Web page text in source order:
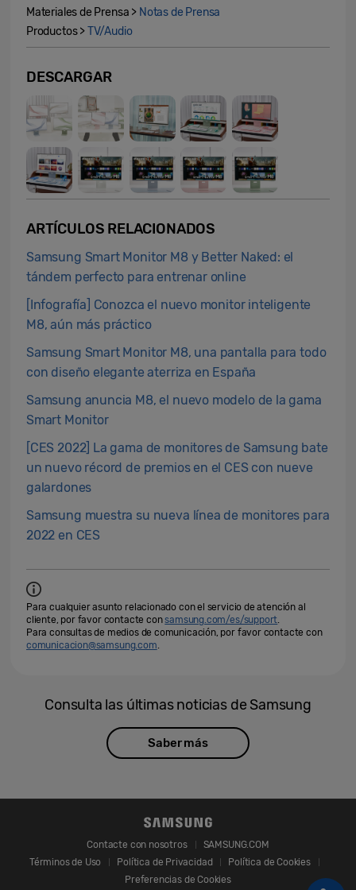
Materiales de Prensa > Notas de Prensa
Productos >TV/Audio
DESCARGAR
ARTÍCULOS RELACIONADOS
Samsung Smart Monitor M8 y Better Naked: el
tándem perfecto para entrenar online
[Infografía] Conozca el nuevo monitor inteligente
M8, aún más práctico
Samsung Smart Monitor M8, una pantalla para todo
con diseño elegante aterriza en España
Samsung anuncia M8, el nuevo modelo de la gama
Smart Monitor
[CES 2022] La gama de monitores de Samsung bate
un nuevo récord de premios en el CES con nueve
galardones
Samsung muestra su nueva línea de monitores para
2022 en CES
Para cualquier asunto relacionado con el servicio de atención al
cliente, por favor contacte consamsung.com/es/support.
Para consultas de medios de comunicación, por favor contacte con
comunicacion@samsung.com.
Consulta las últimas noticias de Samsung
Saber más
Contacte con nosotros
SAMSUNG.COM
Términos de Uso
Política de Privacidad
Política de Cookies
Preferencias de Cookies